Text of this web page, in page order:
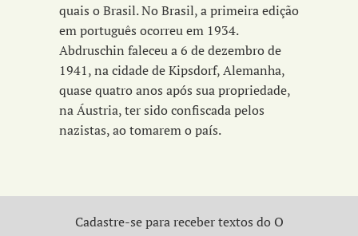
quais o Brasil. No Brasil, a primeira edição
em português ocorreu em 1934.
Abdruschin faleceu a 6 de dezembro de
1941, na cidade de Kipsdorf, Alemanha,
quase quatro anos após sua propriedade,
na Áustria, ter sido confiscada pelos
nazistas, ao tomarem o país.
Cadastre-se para receber textos do O